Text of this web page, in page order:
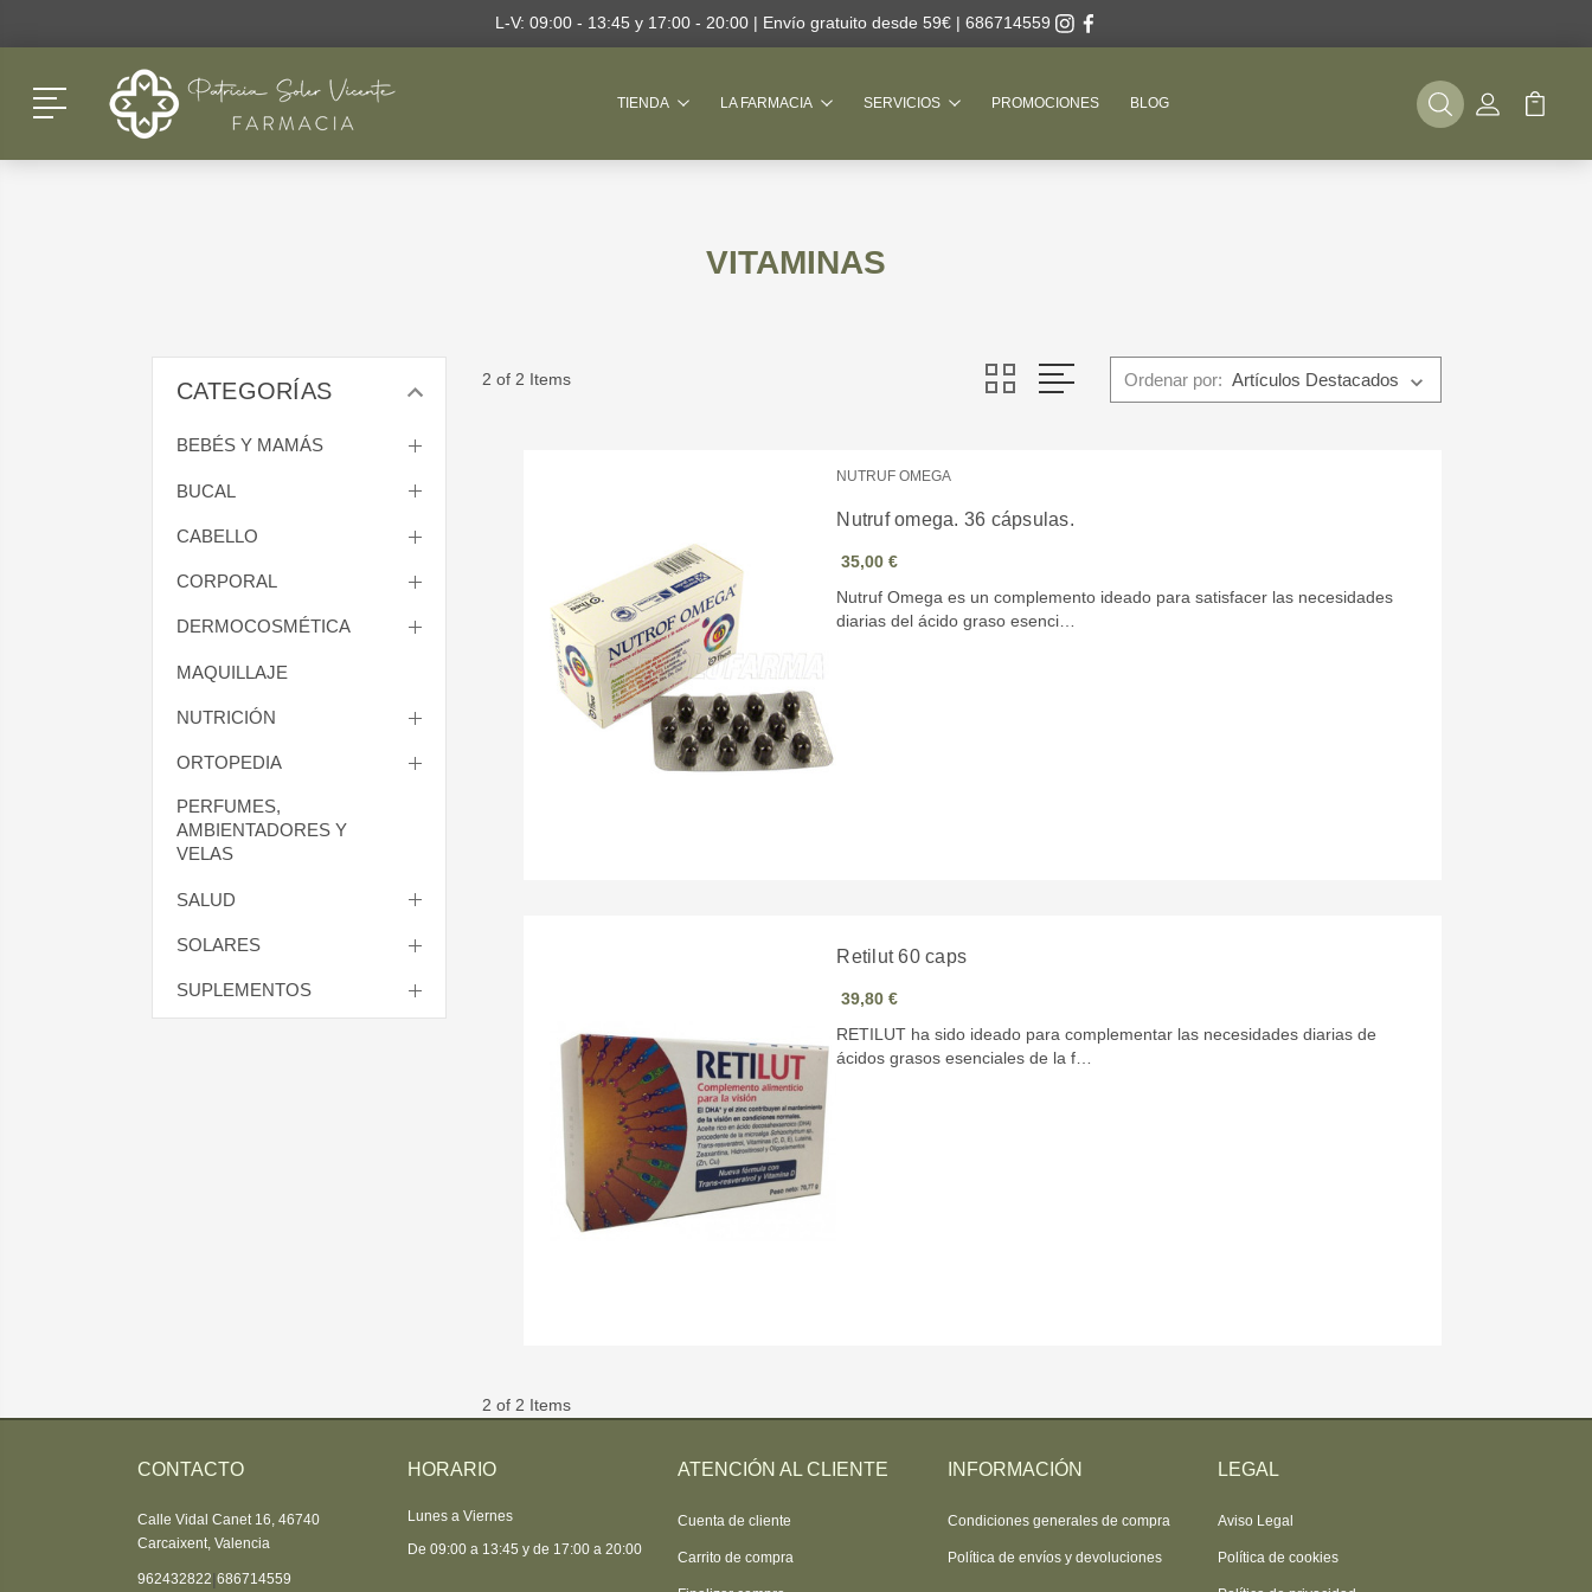
L-V: 09:00 - 13:45 y 17:00 - 20:00 | Envío gratuito desde 59€ | 686714559
Menú TIENDA LA FARMACIA SERVICIOS PROMOCIONES BLOG BuscarMi Cuenta
Mi
VITAMINAS
CATEGORÍAS
BEBÉS Y MAMÁS
BUCAL
CABELLO
CORPORAL
DERMOCOSMÉTICA
MAQUILLAJE
NUTRICIÓN
ORTOPEDIA
PERFUMES,
AMBIENTADORES Y
VELAS
SALUD
SOLARES
SUPLEMENTOS
2 of 2 Items Ordenar por:
NUTRUF OMEGA
Nutruf omega. 36 cápsulas.
35,00 €
Nutruf Omega es un complemento ideado para satisfacer las necesidades
diarias del ácido graso esenci…
Retilut 60 caps
39,80 €
RETILUT ha sido ideado para complementar las necesidades diarias de
ácidos grasos esenciales de la f…
2 of 2 Items
CONTACTO
Calle Vidal Canet 16, 46740
Carcaixent, Valencia
962432822|686714559
HORARIO
Lunes a Viernes
De 09:00 a 13:45 y de 17:00 a 20:00
ATENCIÓN AL CLIENTE
Cuenta de cliente
Carrito de compra
INFORMACIÓN
Condiciones generales de compra
Política de envíos y devoluciones
LEGAL
Aviso Legal
Política de cookies